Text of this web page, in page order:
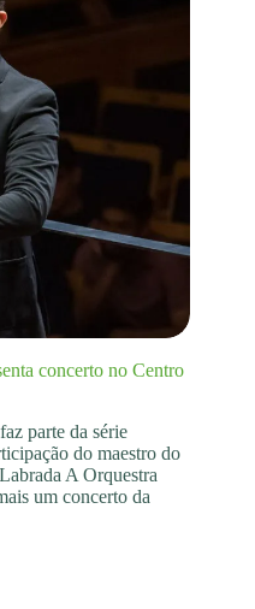
concerto no Centro
parte da série
do maestro do
A Orquestra
um concerto da